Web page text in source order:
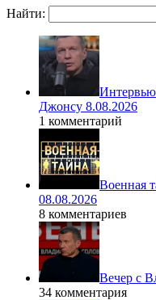
Найти:
Джонсу 8.08.2026
1 комментарий
Военная
08.08.2026
8 комментариев
Вечер с
34 комментария